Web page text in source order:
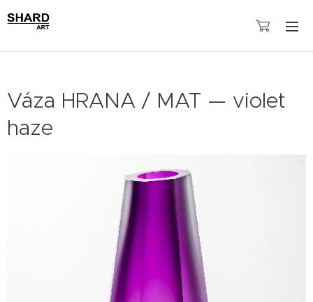
Váza HRANA / MAT — violet
haze